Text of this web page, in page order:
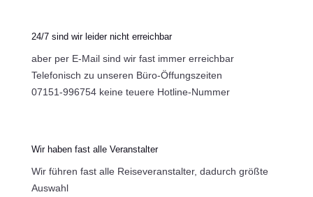
24/7 sind wir leider nicht erreichbar
aber per E-Mail sind wir fast immer erreichbar
Telefonisch zu unseren Büro-Öffungszeiten
07151-996754 keine teuere Hotline-Nummer
Wir haben fast alle Veranstalter
Wir führen fast alle Reiseveranstalter, dadurch größte
Auswahl